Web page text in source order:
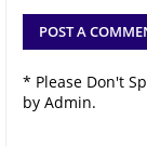
POST A
* Please Don't
by Admin.